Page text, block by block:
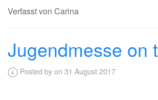
Verfasst von Carina
Jugendmesse on
Posted by on 31 August 2017